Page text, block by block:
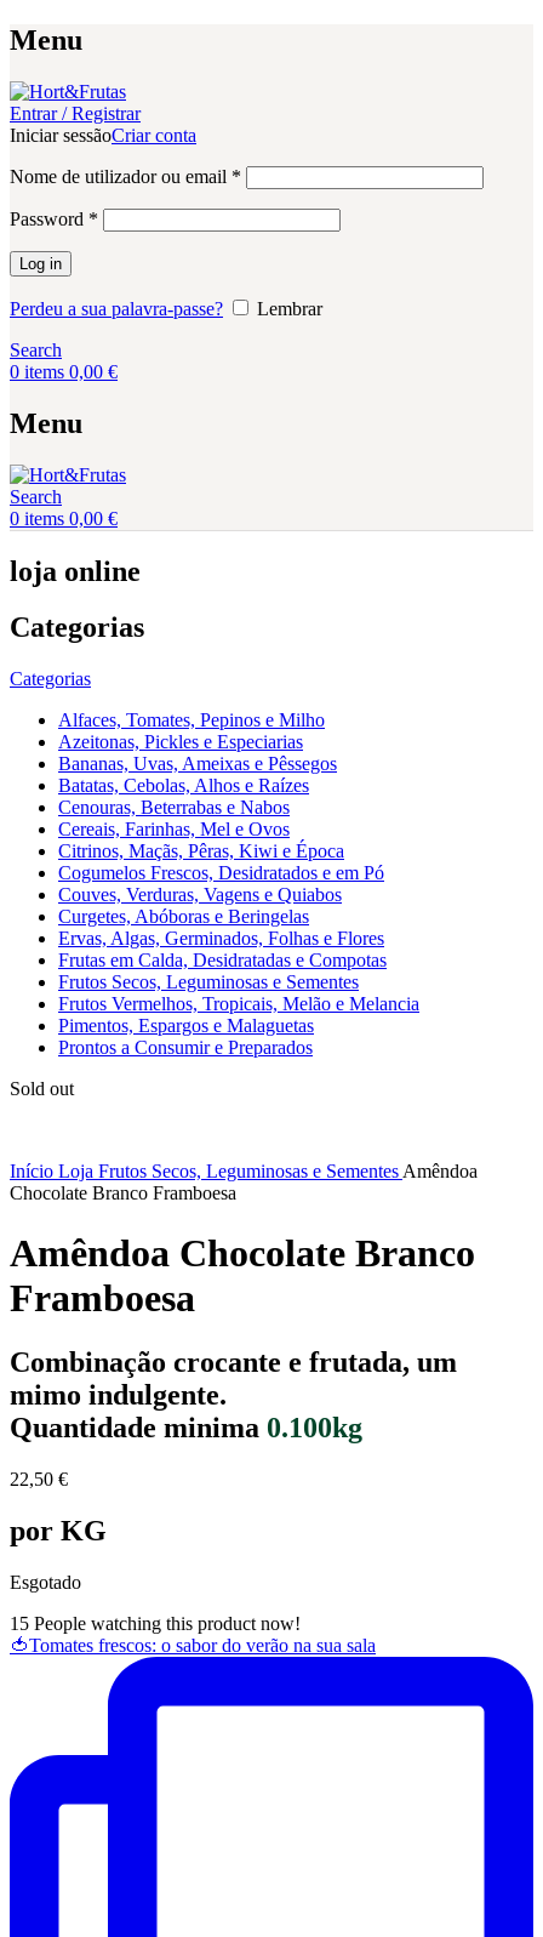
Menu
Entrar / Registrar
Iniciar sessãoCriar conta
Nome de utilizador ou email *
Password *
Log in
Perdeu a sua palavra-passe?
Lembrar
Search
0 items 0,00 €
Menu
Search
0 items 0,00 €
loja online
Categorias
Categorias
Alfaces, Tomates, Pepinos e Milho
Azeitonas, Pickles e Especiarias
Bananas, Uvas, Ameixas e Pêssegos
Batatas, Cebolas, Alhos e Raízes
Cenouras, Beterrabas e Nabos
Cereais, Farinhas, Mel e Ovos
Citrinos, Maçãs, Pêras, Kiwi e Época
Cogumelos Frescos, Desidratados e em Pó
Couves, Verduras, Vagens e Quiabos
Curgetes, Abóboras e Beringelas
Ervas, Algas, Germinados, Folhas e Flores
Frutas em Calda, Desidratadas e Compotas
Frutos Secos, Leguminosas e Sementes
Frutos Vermelhos, Tropicais, Melão e Melancia
Pimentos, Espargos e Malaguetas
Prontos a Consumir e Preparados
Sold out
Início Loja Frutos Secos, Leguminosas e Sementes Amêndoa
Chocolate Branco Framboesa
Amêndoa Chocolate Branco
Framboesa
Combinação crocante e frutada, um
mimo indulgente.
Quantidade minima 0.100kg
22,50 €
por KG
Esgotado
15 People watching this product now!
🍅Tomates frescos: o sabor do verão na sua sala